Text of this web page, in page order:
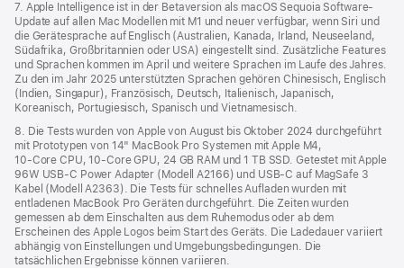
7. Apple Intelligence ist in der Betaversion als macOS Sequoia Software-
Update auf allen Mac Modellen mit M1 und neuer verfügbar, wenn Siri und
die Gerätesprache auf Englisch (Australien, Kanada, Irland, Neuseeland,
Südafrika, Großbritannien oder USA) eingestellt sind. Zusätzliche Features
und Sprachen kommen im April und weitere Sprachen im Laufe des Jahres.
Zu den im Jahr 2025 unterstützten Sprachen gehören Chinesisch, Englisch
(Indien, Singapur), Französisch, Deutsch, Italienisch, Japanisch,
Koreanisch, Portugiesisch, Spanisch und Vietnamesisch.
8. Die Tests wurden von Apple von August bis Oktober 2024 durchgeführt
mit Prototypen von 14" MacBook Pro Systemen mit Apple M4,
10‑Core CPU, 10‑Core GPU, 24 GB RAM und 1 TB SSD. Getestet mit Apple
96W USB‑C Power Adapter (Modell A2166) und USB‑C auf MagSafe 3
Kabel (Modell A2363). Die Tests für schnelles Aufladen wurden mit
entladenen MacBook Pro Geräten durchgeführt. Die Zeiten wurden
gemessen ab dem Einschalten aus dem Ruhemodus oder ab dem
Erscheinen des Apple Logos beim Start des Geräts. Die Ladedauer variiert
abhängig von Einstellungen und Umgebungsbedingungen. Die
tatsächlichen Ergebnisse können variieren.